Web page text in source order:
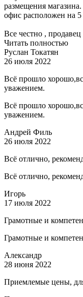
размещения
офис расположен на 5
Все честно ,
Читать полностью
Руслан Токатян
26 июля 2022
Всё прошло
уважением.
Всё прошло
уважением.
Андрей Филь
26 июля 2022
Всё отлично,
Всё отлично,
Игорь
17 июля 2022
Грамотные и
Грамотные и
Александр
28 июня 2022
Приемлемые цены,